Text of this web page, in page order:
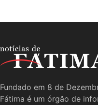
Fundado em 8 de
Fátima é um órgão de